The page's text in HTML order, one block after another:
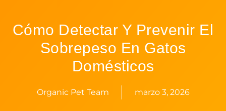
Cómo Detectar Y Prevenir El
Sobrepeso En Gatos
Domésticos
Organic Pet Team marzo 3, 2026